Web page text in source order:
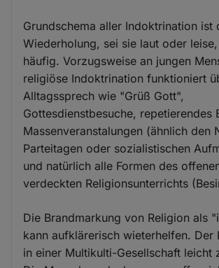
Grundschema aller Indoktrination ist
Wiederholung, sei sie laut oder
häufig. Vorzugsweise an jungen
religiöse Indoktrination funktioniert
Alltagssprech wie "Grüß Gott",
Gottesdienstbesuche, repetierendes
Massenveranstalungen (ähnlich den
Parteitagen oder sozialistischen
und natürlich alle Formen des
verdeckten Religionsunterrichts
Die Brandmarkung von Religion als
kann aufklärerisch wieterhelfen. Der
in einer Multikulti-Gesellschaft leicht